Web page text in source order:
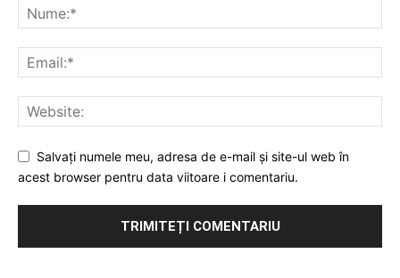
Salvați numele meu, adresa de e-mail și site-ul web în
acest browser pentru data viitoare i comentariu.